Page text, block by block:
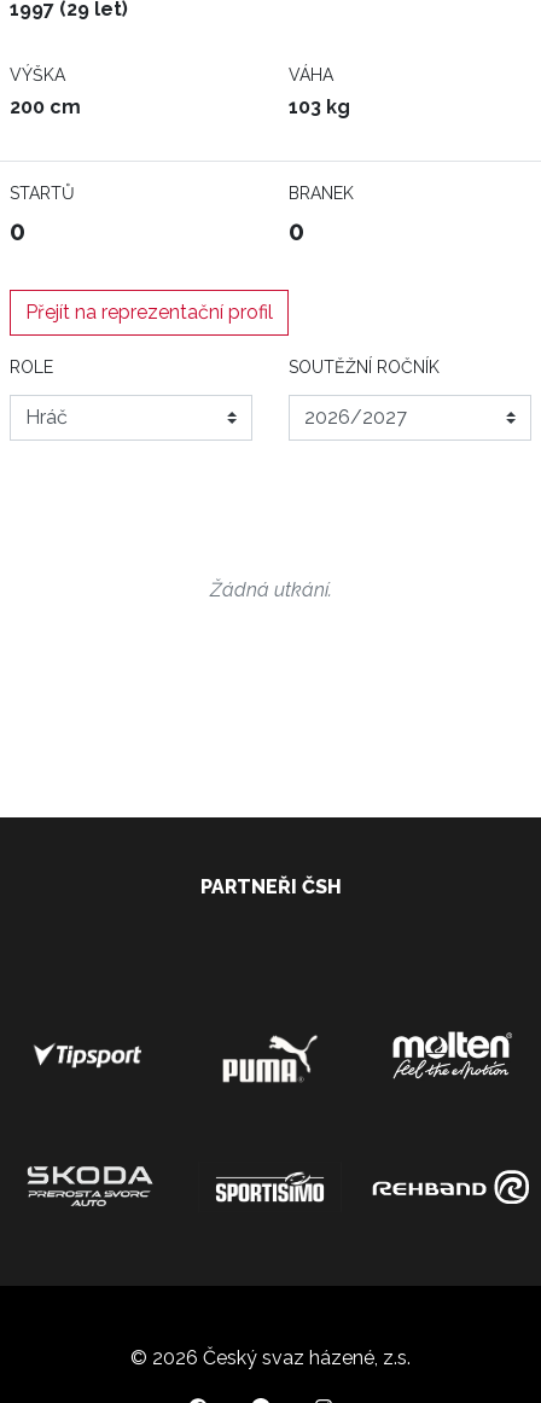
1997 (29 let)
VÝŠKA
200 cm
VÁHA
103 kg
STARTŮ
0
BRANEK
0
Přejít na reprezentační profil
ROLE SOUTĚŽNÍ ROČNÍK
Žádná utkání.
PARTNEŘI ČSH
© 2026 Český svaz házené, z.s.